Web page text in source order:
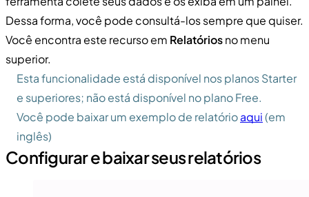
Dessa forma, você pode consultá-los sempre que quiser.
Você encontra este recurso em Relatóriosno menu
superior.
Esta funcionalidade está disponível nos planos Starter
e superiores; não está disponível no plano Free.
Você pode baixar um exemplo de relatórioaqui(em
inglês)
Configurar e baixar seus relatórios